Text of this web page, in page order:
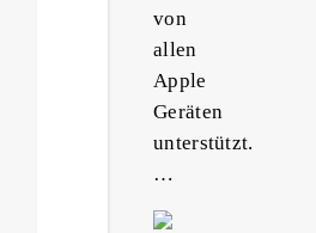
von
allen
Apple
Geräten
unterstützt.
…